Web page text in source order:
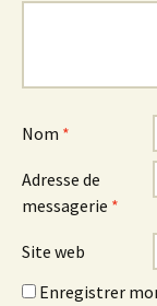
Nom *
Adresse de
messagerie *
Site web
Enregistrer